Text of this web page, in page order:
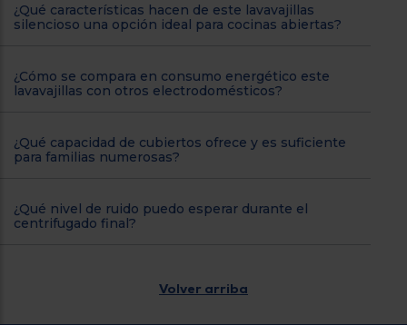
¿Qué características hacen de este lavavajillas
silencioso una opción ideal para cocinas abiertas?
¿Cómo se compara en consumo energético este
lavavajillas con otros electrodomésticos?
¿Qué capacidad de cubiertos ofrece y es suficiente
para familias numerosas?
¿Qué nivel de ruido puedo esperar durante el
centrifugado final?
Volver arriba